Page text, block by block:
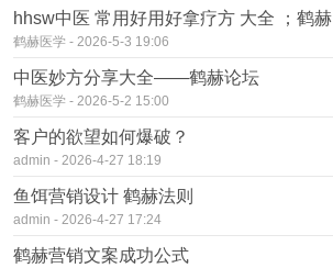
hhsw中医 常用好用好拿疗方 大全 ；鹤赫
鹤赫医学 - 2026-5-3 19:06
中医妙方分享大全——鹤赫论坛
鹤赫医学 - 2026-5-2 15:00
客户的欲望如何爆破？
admin - 2026-4-27 18:19
鱼饵营销设计 鹤赫法则
admin - 2026-4-27 17:24
鹤赫营销文案成功公式